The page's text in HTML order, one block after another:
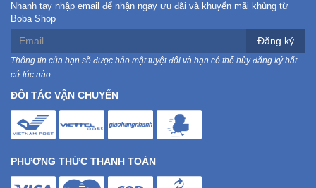
Phụ
Kiện
Cửa
Và
Đời
Sống
Máy
Nhanh tay nhập email để nhận ngay ưu đãi và khuyến mãi khủng từ
Boba Shop
Đăng ký
Thông tin của bạn sẽ được bảo mật tuyệt đối và bạn có thể hủy đăng ký bất
cứ lúc nào.
ĐỐI TÁC VẬN CHUYỂN
PHƯƠNG THỨC THANH TOÁN